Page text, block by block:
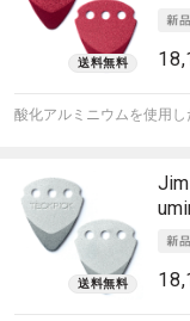
酸化アルミニウムを使用し